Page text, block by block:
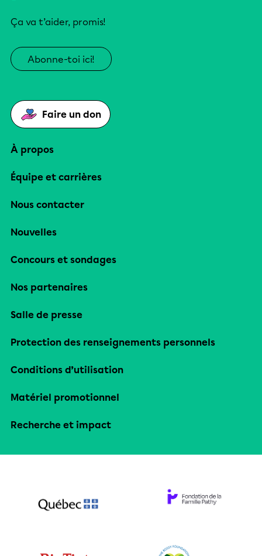
Ça va t’aider, promis!
Abonne-toi ici!
Faire un don
À propos
Équipe et carrières
Nous contacter
Nouvelles
Concours et sondages
Nos partenaires
Salle de presse
Protection des renseignements personnels
Conditions d’utilisation
Matériel promotionnel
Recherche et impact